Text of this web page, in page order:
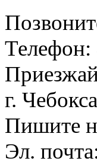
Телефон:
г.
Пишите
Эл.